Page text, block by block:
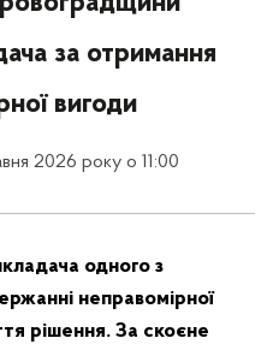
за отримання
вигоди
2026 року о 11:00
одного з
неправомірної
рішення. За скоєне